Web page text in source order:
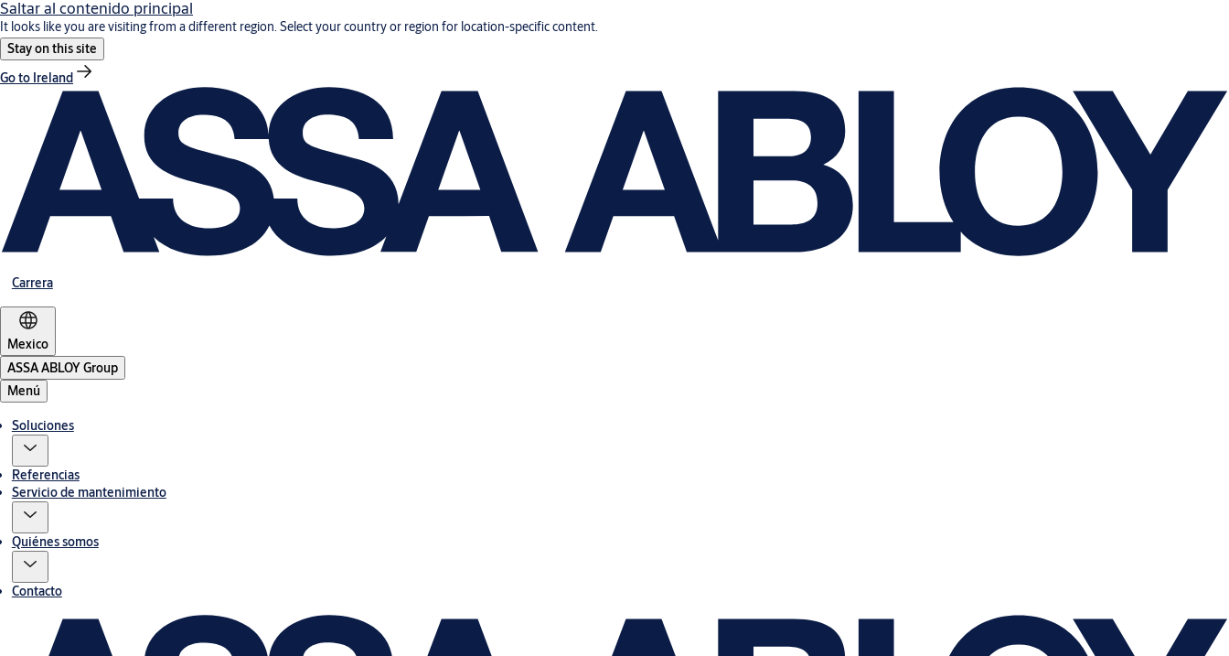
Saltar al contenido principal
It looks like you are visiting from a different region. Select your country or region for location-specific content.
Stay on this site
Go to Ireland
Carrera
Mexico
ASSA ABLOY Group
Menú
Soluciones
Referencias
Servicio de mantenimiento
Quiénes somos
Contacto